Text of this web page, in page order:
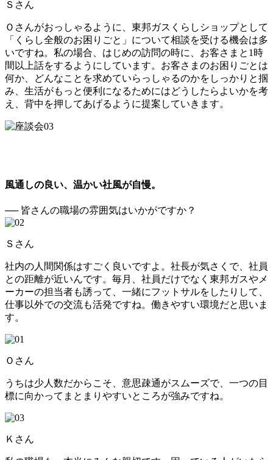
Ｓさん
Ｏさんがおっしゃるように、東邦ガスくらしショップとして
「くらし全般のお困りごと」について相談を受ける機会は多
いですね。私の場合、はじめの訪問の時に、お客さまと1時
間以上話をするようにしています。お客さまのお困りごとは
何か、どんなことを求めていらっしゃるのかをしっかりと掴
み、生活がもっと便利になるためにはどうしたらよいかを考
え、背中を押してあげるように提案していきます。
風通しの良い、温かい社風が自慢。
── 皆さんの職場の雰囲気はいかがですか？
Ｓさん
社内の人間関係はすごく良いですよ。社長が気さくで、社員
との距離が近いんです。毎月、社員だけでなく東邦ガスやメ
ーカーの担当者も誘って、一緒にフットサルをしたりして、
仕事以外での交流も活発ですね。働きやすい環境だと思いま
す。
Ｏさん
うちは少人数だからこそ、意思疎通がスムーズで、一つの目
標に向かってまとまりやすいところが強みですね。
Ｋさん